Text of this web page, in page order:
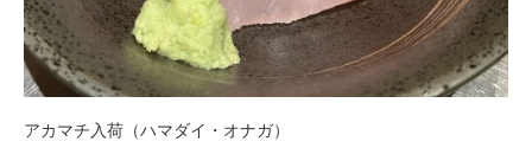
アカマチ入荷（ハマダイ・オナガ）